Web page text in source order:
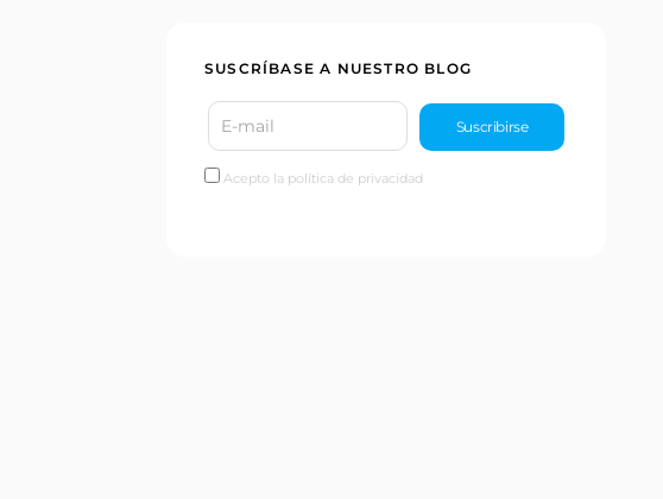
SUSCRÍBASE A NUESTRO BLOG
Acepto la política de privacidad